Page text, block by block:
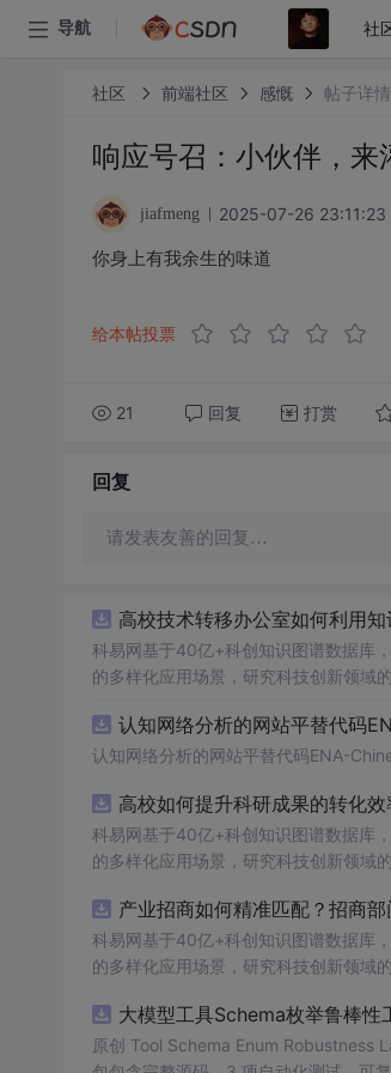
导航 社
社区 前端社区 感慨 帖子详情
响应号召：小伙伴，来
jiafmeng 2025-07-26 23:11:23
你身上有我余生的味道
给本帖投票
21 回复 打赏
回复
请发表友善的回复…
高校技术转移办公室如何利用
科易网基于40亿+科创知识图谱数据库
的多样化应用场景，研究科技创新领域
认知网络分析的网站平替代码
认知网络分析的网站平替代码ENA-
高校如何提升科研成果的转化
科易网基于40亿+科创知识图谱数据库
的多样化应用场景，研究科技创新领域
产业招商如何精准匹配？招商
科易网基于40亿+科创知识图谱数据库
的多样化应用场景，研究科技创新领域
大模型工具Schema枚举鲁棒
原创 Tool Schema Enum Robustness